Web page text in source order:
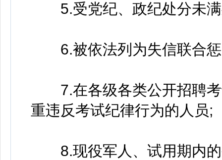
5.受党纪、政纪处分未满
6.被依法列为失信联合惩
7.在各级各类公开招聘考
重违反考试纪律行为的人员;
8.现役军人、试用期内的